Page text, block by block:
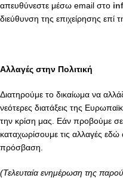
απευθύνεστε μέσω email στο
διεύθυνση της επιχείρησης επί
Αλλαγές στην Πολιτική
Διατηρούμε το δικαίωμα να
νεότερες διατάξεις της
την κρίση μας. Εάν προβούμε
καταχωρίσουμε τις αλλαγές
πρόσβαση.
(Τελευταία ενημέρωση της